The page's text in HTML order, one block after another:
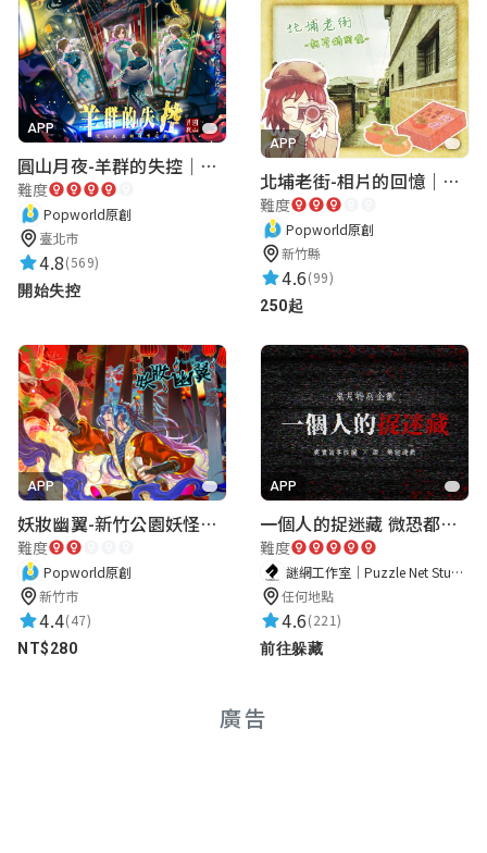
APP
圓山月夜-羊群的失控｜圓山飯店 ARG實境解謎遊戲
難度
Popworld原創
臺北市
4.8(569)
開始失控
APP
北埔老街-相片的回憶｜新竹老街城市解謎
難度
Popworld原創
新竹縣
4.6(99)
250起
APP
妖妝幽翼-新竹公園妖怪懸疑事件
難度
Popworld原創
新竹市
4.4(47)
NT$280
APP
一個人的捉迷藏 微恐都市傳說
難度
謎網工作室｜Puzzle Net Studio
任何地點
4.6(221)
前往躲藏
廣告